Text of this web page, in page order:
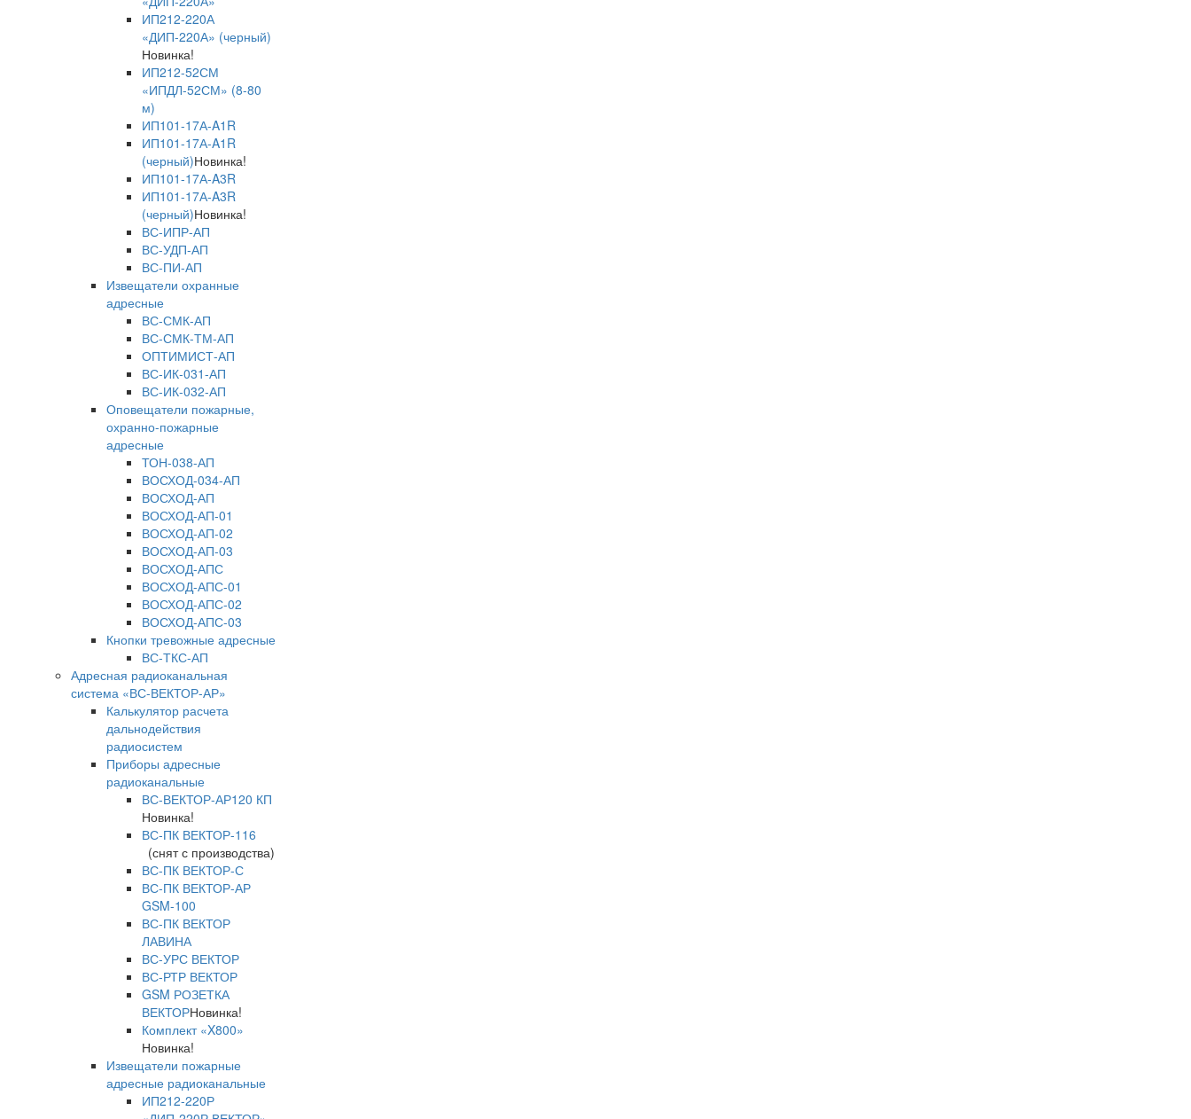
ИП212-220А
«ДИП-220А» (черный)
Новинка!
ИП212-52СМ
«ИПДЛ-52СМ» (8-80
м)
ИП101-17А-A1R
ИП101-17А-A1R
(черный)Новинка!
ИП101-17А-A3R
ИП101-17А-A3R
(черный)Новинка!
ВС-ИПР-АП
ВС-УДП-АП
ВС-ПИ-АП
Извещатели охранные
адресные
ВС-СМК-АП
ВС-СМК-ТМ-АП
ОПТИМИСТ-АП
ВС-ИК-031-АП
ВС-ИК-032-АП
Оповещатели пожарные,
охранно-пожарные
адресные
ТОН-038-АП
ВОСХОД-034-АП
ВОСХОД-АП
ВОСХОД-АП-01
ВОСХОД-АП-02
ВОСХОД-АП-03
ВОСХОД-АПС
ВОСХОД-АПС-01
ВОСХОД-АПС-02
ВОСХОД-АПС-03
Кнопки тревожные адресные
ВС-ТКС-АП
Адресная радиоканальная
система «ВС-ВЕКТОР-АР»
Калькулятор расчета
дальнодействия
радиосистем
Приборы адресные
радиоканальные
ВС-ВЕКТОР-АР120 КП
Новинка!
ВС-ПК ВЕКТОР-116
(снят с производства)
ВС-ПК ВЕКТОР-С
ВС-ПК ВЕКТОР-АР
GSM-100
ВС-ПК ВЕКТОР
ЛАВИНА
ВС-УРС ВЕКТОР
ВС-РТР ВЕКТОР
GSM РОЗЕТКА
ВЕКТОРНовинка!
Комплект «X800»
Новинка!
Извещатели пожарные
адресные радиоканальные
ИП212-220Р